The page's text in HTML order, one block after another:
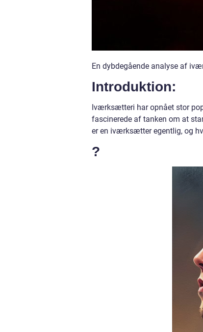
En dybdegående analyse af
Introduktion:
Iværksætteri har opnået stor
fascinerede af tanken om at
er en iværksætter egentlig, og
?